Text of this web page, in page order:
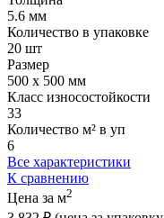
5.6 мм
Количество в упаковке
20 шт
Размер
500 x 500 мм
Класс износостойкости
33
Количество м² в уп
6
Все характеристики
К сравнению
Цена за м2